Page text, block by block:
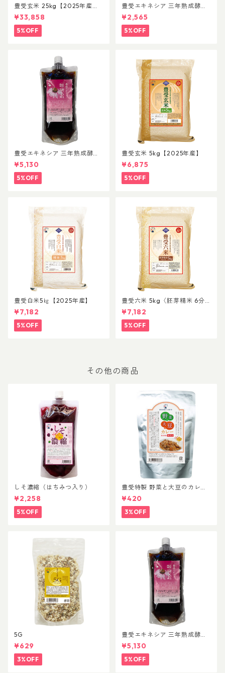
豊受玄米 25kg【2025年産
米】
¥33,858
5%OFF
豊受エキネシア 三年熟成酵素
200mL
¥2,565
5%OFF
豊受エキネシア 三年熟成酵素
500mL
¥5,130
5%OFF
豊受玄米 5kg【2025年産】
¥6,875
5%OFF
豊受白米5㎏【2025年産】
¥7,182
5%OFF
豊受六米 5kg〈胚芽精米 6分
づき〉【2025年産】
¥7,182
5%OFF
その他の商品
しそ濃縮（はちみつ入り）
¥2,258
5%OFF
豊受特製 野菜と大豆のカレ
ー
¥420
3%OFF
5G
¥629
3%OFF
豊受エキネシア 三年熟成酵素
500mL
¥5,130
5%OFF